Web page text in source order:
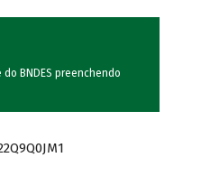
BNDES preenchendo